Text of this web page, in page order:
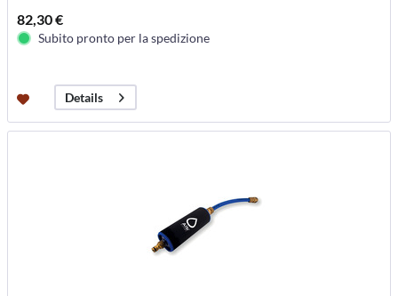
82,30 €
Subito pronto per la spedizione
Details